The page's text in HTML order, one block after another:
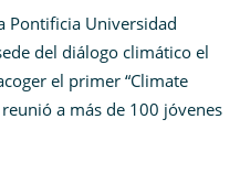
Pontificia Universidad
del diálogo climático el
el primer “Climate
a más de 100 jóvenes